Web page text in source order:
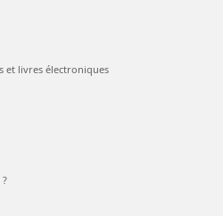
et livres électroniques